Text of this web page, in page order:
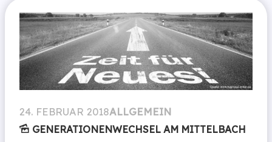
24. FEBRUAR 2018ALLGEMEIN
GENERATIONEN­WECHSEL AM MITTELBACH